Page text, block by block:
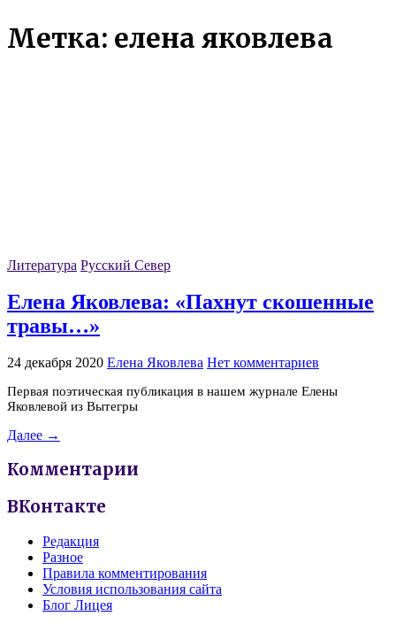
Метка: елена яковлева
Литература Русский Север
Елена Яковлева: «Пахнут скошенные
травы…»
24 декабря 2020 Елена Яковлева Нет комментариев
Первая поэтическая публикация в нашем журнале Елены
Яковлевой из Вытегры
Далее →
Комментарии
ВКонтакте
Редакция
Разное
Правила комментирования
Условия использования сайта
Блог Лицея